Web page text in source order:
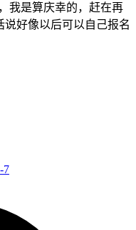
我是算庆幸的，赶在再
好像以后可以自己报名
7